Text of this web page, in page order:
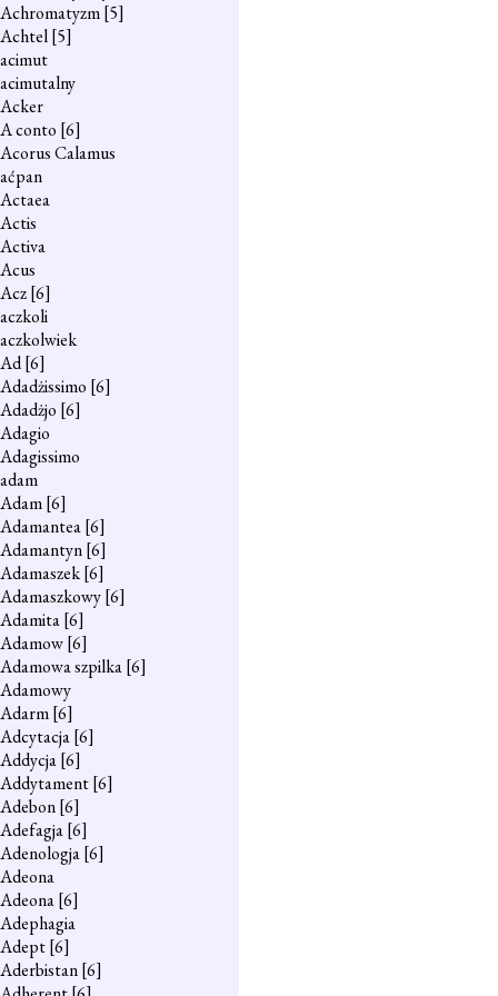
Achromatyzm[5]
Achtel[5]
acimut
acimutalny
Acker
A conto [6]
Acorus Calamus
aćpan
Actaea
Actis
Activa
Acus
Acz[6]
aczkoli
aczkolwiek
Ad[6]
Adadżissimo [6]
Adadżjo [6]
Adagio
Adagissimo
adam
Adam[6]
Adamantea[6]
Adamantyn[6]
Adamaszek[6]
Adamaszkowy[6]
Adamita[6]
Adamow[6]
Adamowa szpilka[6]
Adamowy
Adarm[6]
Adcytacja[6]
Addycja[6]
Addytament[6]
Adebon[6]
Adefagja[6]
Adenologja[6]
Adeona
Adeona[6]
Adephagia
Adept[6]
Aderbistan[6]